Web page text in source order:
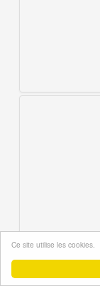
Ce site utilise les cookies.